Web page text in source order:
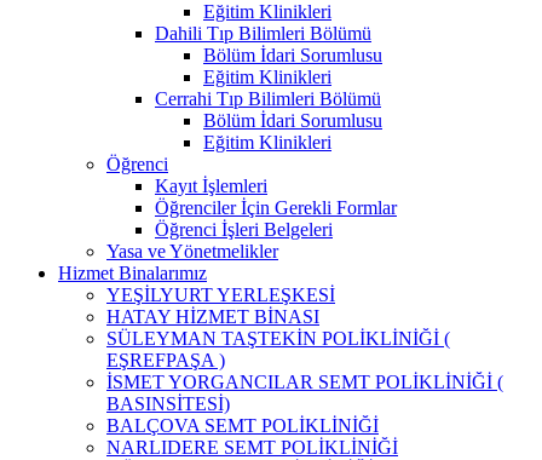
Eğitim Klinikleri
Dahili Tıp Bilimleri Bölümü
Bölüm İdari Sorumlusu
Eğitim Klinikleri
Cerrahi Tıp Bilimleri Bölümü
Bölüm İdari Sorumlusu
Eğitim Klinikleri
Öğrenci
Kayıt İşlemleri
Öğrenciler İçin Gerekli Formlar
Öğrenci İşleri Belgeleri
Yasa ve Yönetmelikler
Hizmet Binalarımız
YEŞİLYURT YERLEŞKESİ
HATAY HİZMET BİNASI
SÜLEYMAN TAŞTEKİN POLİKLİNİĞİ (
EŞREFPAŞA )
İSMET YORGANCILAR SEMT POLİKLİNİĞİ (
BASINSİTESİ)
BALÇOVA SEMT POLİKLİNİĞİ
NARLIDERE SEMT POLİKLİNİĞİ